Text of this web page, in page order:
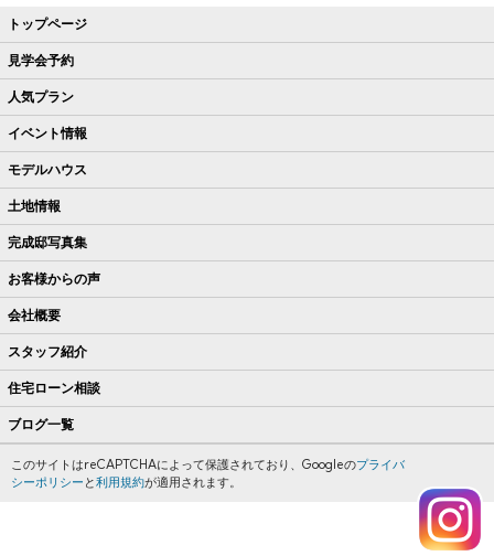
トップページ
見学会予約
人気プラン
イベント情報
モデルハウス
土地情報
完成邸写真集
お客様からの声
会社概要
スタッフ紹介
住宅ローン相談
ブログ一覧
このサイトはreCAPTCHAによって保護されており、Googleのプライバ
シーポリシー と利用規約が適用されます。